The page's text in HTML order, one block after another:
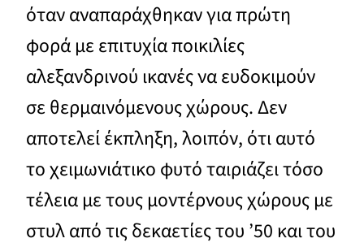
όταν αναπαράχθηκαν για πρώτη
φορά με επιτυχία ποικιλίες
αλεξανδρινού ικανές να ευδοκιμούν
σε θερμαινόμενους χώρους. Δεν
αποτελεί έκπληξη, λοιπόν, ότι αυτό
το χειμωνιάτικο φυτό ταιριάζει τόσο
τέλεια με τους μοντέρνους χώρους με
στυλ από τις δεκαετίες του ’50 και του